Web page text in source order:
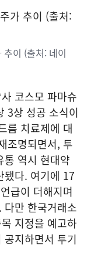
이 (출처: 네이
코스모 파마슈
3상 성공 소식이
름 치료제에 대
조명되면서, 투
통 역시 현대약
됐다. 여기에 17
급이 더해지며
만 한국거래소
지정을 예고하
지하면서 투기